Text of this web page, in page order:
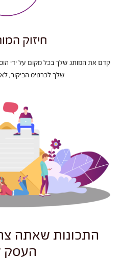
חיזוק
קדם את המותג שלך בכל מקום על ידי
שלך לכרטיס הביקור,
התכונות שאתה
העסק